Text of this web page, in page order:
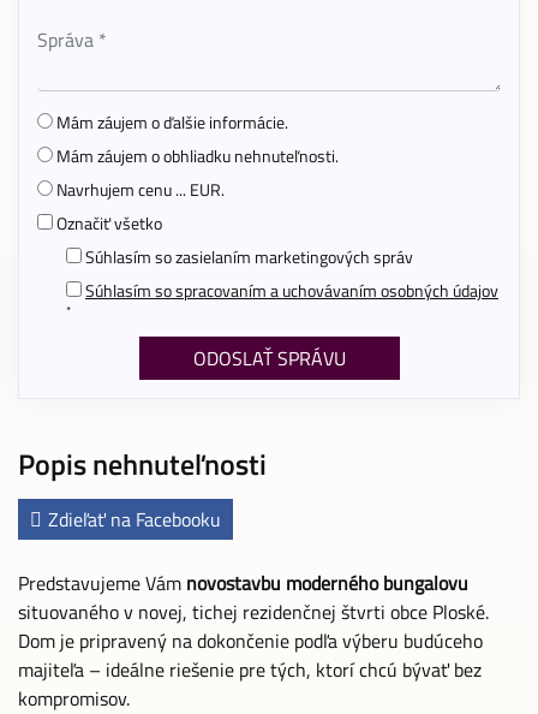
Popis nehnuteľnosti
Zdieľať na Facebooku
Predstavujeme Vám novostavbu moderného bungalovu
situovaného v novej, tichej rezidenčnej štvrti obce Ploské.
Dom je pripravený na dokončenie podľa výberu budúceho
majiteľa – ideálne riešenie pre tých, ktorí chcú bývať bez
kompromisov.
Mám záujem o ďalšie informácie.
Mám záujem o obhliadku nehnuteľnosti.
Navrhujem cenu ... EUR.
Označiť všetko
Súhlasím so zasielaním marketingových správ
Súhlasím so spracovaním a uchovávaním osobných údajov
*